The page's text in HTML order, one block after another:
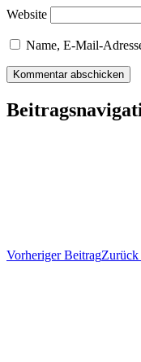
Website
Name, E-Mail-
Vorheriger BeitragZurück